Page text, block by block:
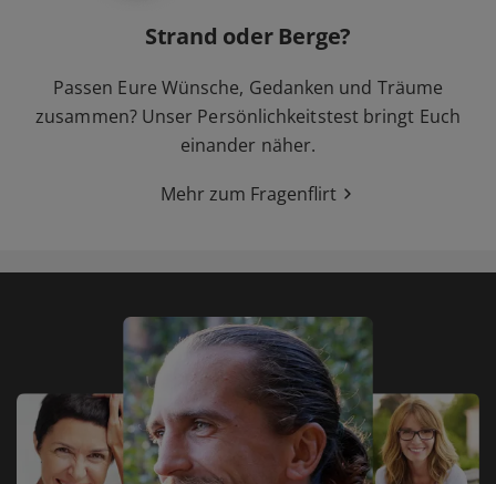
Strand oder Berge?
Passen Eure Wünsche, Gedanken und Träume
zusammen? Unser Persönlichkeitstest bringt Euch
einander näher.
Mehr zum Fragenflirt